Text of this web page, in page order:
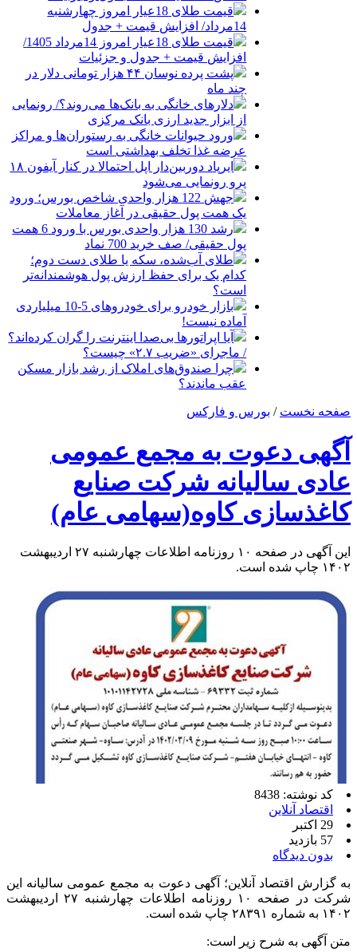
قیمت طلای 18عیار امروز چهارشنبه
14مرداد/ افزایش قیمت + جدول
قیمت طلای 18عیار امروز 14مرداد 1405/
افزایش قیمت + جدول و جزئیات
پشت پرده نوسان ۴۴ هزار تومانی دلار در
چند ماه
دلارهای خانگی به بانک‌ها می‌روند؟/ رونمایی
از ابزار جدید ارزی بانک مرکزی
ورود حیوانات خانگی به رستوران‌ها و مراکز
عرضه غذا تخلف بهداشتی است
ایرپاد دوربین‌دار اپل احتمالا در کنار آیفون ۱۸
پرو رونمایی می‌شود
جهش 122 هزار واحدی شاخص بورس؛ ورود
یک همت پول حقیقی در آغاز معاملات
رشد 130 هزار واحدی بورس با ورود 6 همت
پول حقیقی/ صف خرید 700 نماد
طلای آب‌شده، سکه یا طلای دست دوم؛
کدام یک برای حفظ ارزش پول هوشمندانه‌تر
است؟
بازار خودرو برای خودروهای 5-10 میلیاردی
آماده نیست!
آیا اپراتورها بی‌صدا اینترنت را گران کرده‌اند؟
/ ماجرای «ضریب ۲.۷» چیست؟
چرا صندوق‌های املاک از رشد بازار مسکن
عقب ماندند؟
صفحه نخست / بورس و فارکس
آگهی دعوت به مجمع عمومی
عادی سالیانه شرکت صنایع
کاغذسازی کاوه(سهامی عام)
این آگهی در صفحه ۱۰ روزنامه اطلاعات چهارشنبه ۲۷ اردیبهشت
۱۴۰۲ چاپ شده است.
کد نوشته: 8438
اقتصاد آنلاین
29 اکتبر
57 بازدید
بدون دیدگاه
به گزارش اقتصاد آنلاین؛ آگهی دعوت به مجمع عمومی سالیانه این
شرکت در صفحه ۱۰ روزنامه اطلاعات چهارشنبه ۲۷ اردیبهشت
۱۴۰۲ به شماره ۲۸۳۹۱ چاپ شده است.
متن آگهی به شرح زیر است: